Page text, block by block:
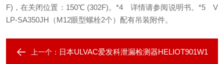
F)，在关闭位置：150℃ (302F)。 *4 详情请参阅说明书。 *5 V
LP-SA350JH（M12眼型螺栓2个）配有吊装附件。
上一个： 日本ULVAC爱发科泄漏检测器HELIOT901W1